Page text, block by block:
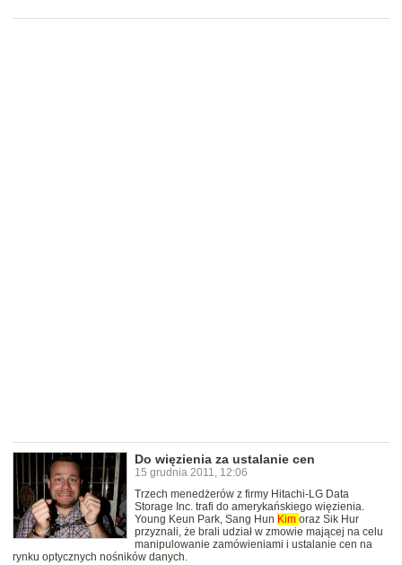
Do więzienia za ustalanie cen
15 grudnia 2011, 12:06
Trzech menedżerów z firmy Hitachi-LG Data
Storage Inc. trafi do amerykańskiego więzienia.
Young Keun Park, Sang Hun Kim oraz Sik Hur
przyznali, że brali udział w zmowie mającej na celu
manipulowanie zamówieniami i ustalanie cen na
rynku optycznych nośników danych.